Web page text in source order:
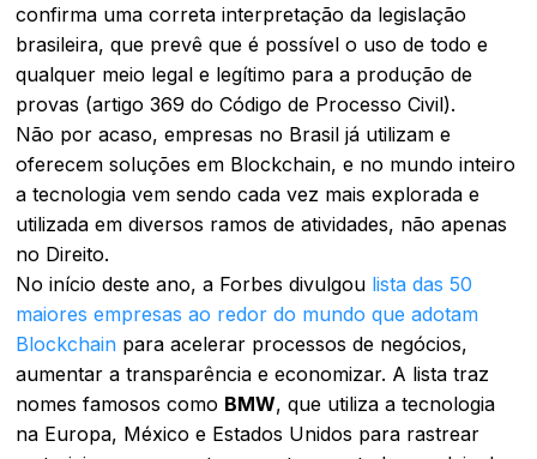
confirma uma correta interpretação da legislação
brasileira, que prevê que é possível o uso de todo e
qualquer meio legal e legítimo para a produção de
provas (artigo 369 do Código de Processo Civil).
Não por acaso, empresas no Brasil já utilizam e
oferecem soluções em Blockchain, e no mundo inteiro
a tecnologia vem sendo cada vez mais explorada e
utilizada em diversos ramos de atividades, não apenas
no Direito.
No início deste ano, a Forbes divulgoulista das 50
maiores empresas ao redor do mundo que adotam
Blockchainpara acelerar processos de negócios,
aumentar a transparência e economizar. A lista traz
nomes famosos como BMW, que utiliza a tecnologia
na Europa, México e Estados Unidos para rastrear